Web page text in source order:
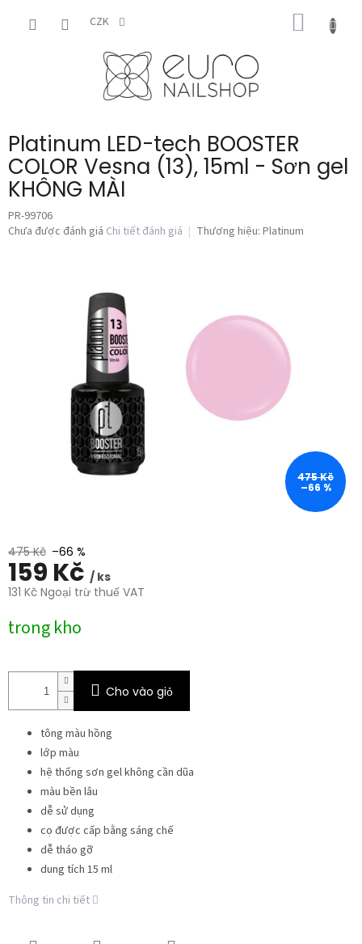
CZK
GIỎ
HÀNG
Platinum LED-tech BOOSTER
COLOR Vesna (13), 15ml - Sơn gel
KHÔNG MÀI
PR-99706
Đánh
Chưa được đánh giá Chi tiết đánh giá Thương hiệu: Platinum
475 Kč
–66 %
475 Kč –66 %
159 Kč / ks
131 Kč Ngoại trừ thuế VAT
đo
trong kho
Cho vào giỏ
tông màu hồng
lớp màu
hệ thống sơn gel không cần dũa
màu bền lâu
dễ sử dụng
cọ được cấp bằng sáng chế
dễ tháo gỡ
dung tích 15 ml
Thông tin chi tiết